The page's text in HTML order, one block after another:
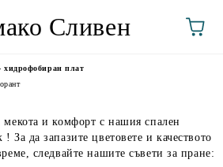
Сливен
хидрофобиран плат
мекота и комфорт с нашия спален
За да запазите цветовете и качеството
следвайте нашите съвети за пране: